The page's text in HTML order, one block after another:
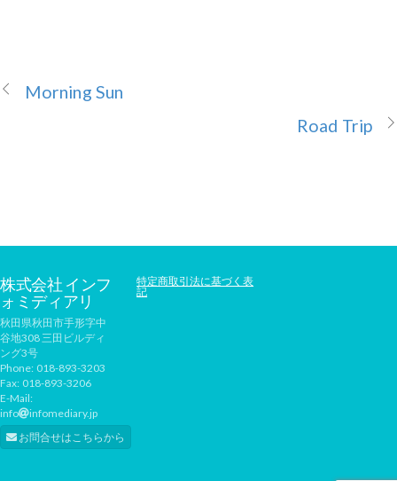
Morning Sun
Road Trip
株式会社 インフ
ォミディアリ
秋田県秋田市手形字中
谷地308 三田ビルディ
ング3号
Phone: 018-893-3203
Fax: 018-893-3206
E-Mail:
info
infomediary.jp
お問合せはこちらから
特定商取引法に基づく表
記